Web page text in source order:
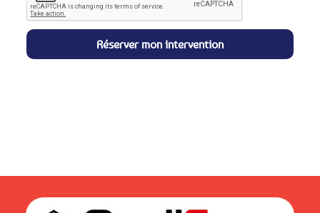
Réserver mon intervention